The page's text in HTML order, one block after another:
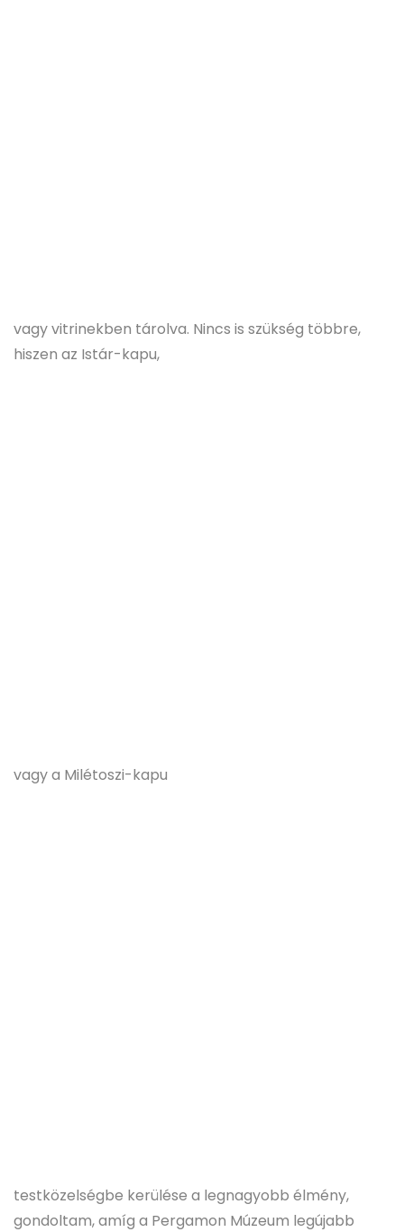
vagy vitrinekben tárolva. Nincs is szükség többre,
hiszen az Istár-kapu,
vagy a Milétoszi-kapu
testközelségbe kerülése a legnagyobb élmény,
gondoltam, amíg a Pergamon Múzeum legújabb